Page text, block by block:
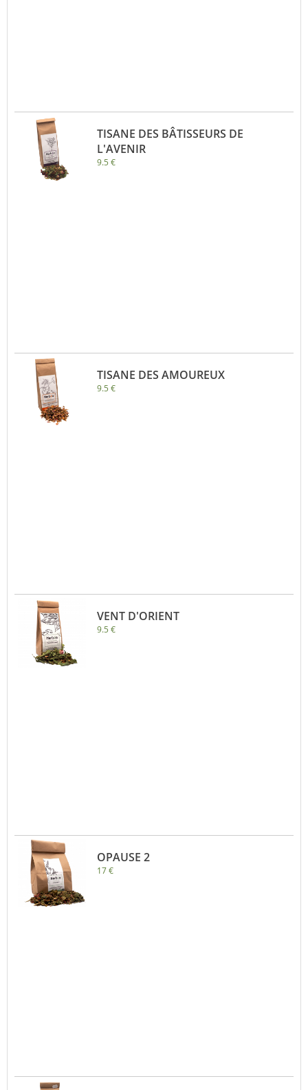
TISANE DES BÂTISSEURS DE
L'AVENIR
9.5 €
TISANE DES AMOUREUX
9.5 €
VENT D'ORIENT
9.5 €
OPAUSE 2
17 €